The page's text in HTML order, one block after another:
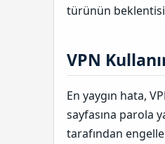
türünün beklentisi
VPN
En yaygın hata,
sayfasına parola
tarafından